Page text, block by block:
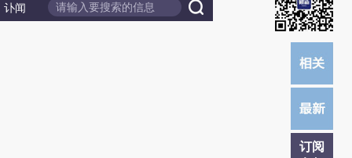
讣闻
订阅